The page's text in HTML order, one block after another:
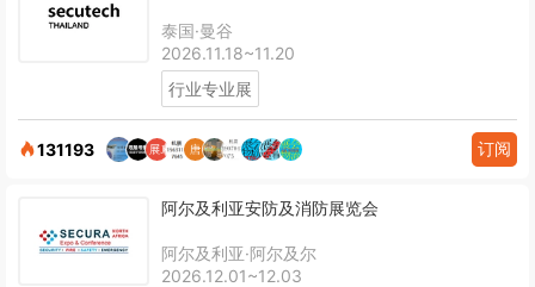
泰国·曼谷
2026.11.18~11.20
行业专业展
131193 订阅
阿尔及利亚安防及消防展览会
阿尔及利亚·阿尔及尔
2026.12.01~12.03